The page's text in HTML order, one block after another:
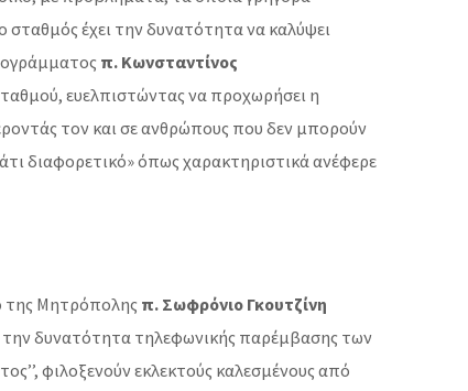
έχει την δυνατότητα να καλύψει
π. Κωνσταντίνος
ευελπιστώντας να προχωρήσει η
τον και σε ανθρώπους που δεν μπορούν
διαφορετικό» όπως χαρακτηριστικά ανέφερε
της Μητρόπολης π. Σωφρόνιο Γκουτζίνη
την δυνατότητα τηλεφωνικής παρέμβασης των
φιλοξενούν εκλεκτούς καλεσμένους από